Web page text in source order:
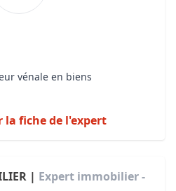
vénale en biens
la fiche de l'expert
| Expert immobilier -